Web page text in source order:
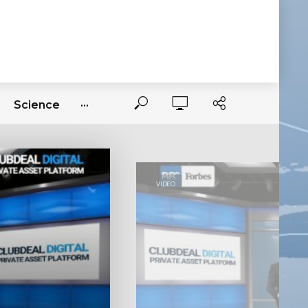
Science ···
VIDEO